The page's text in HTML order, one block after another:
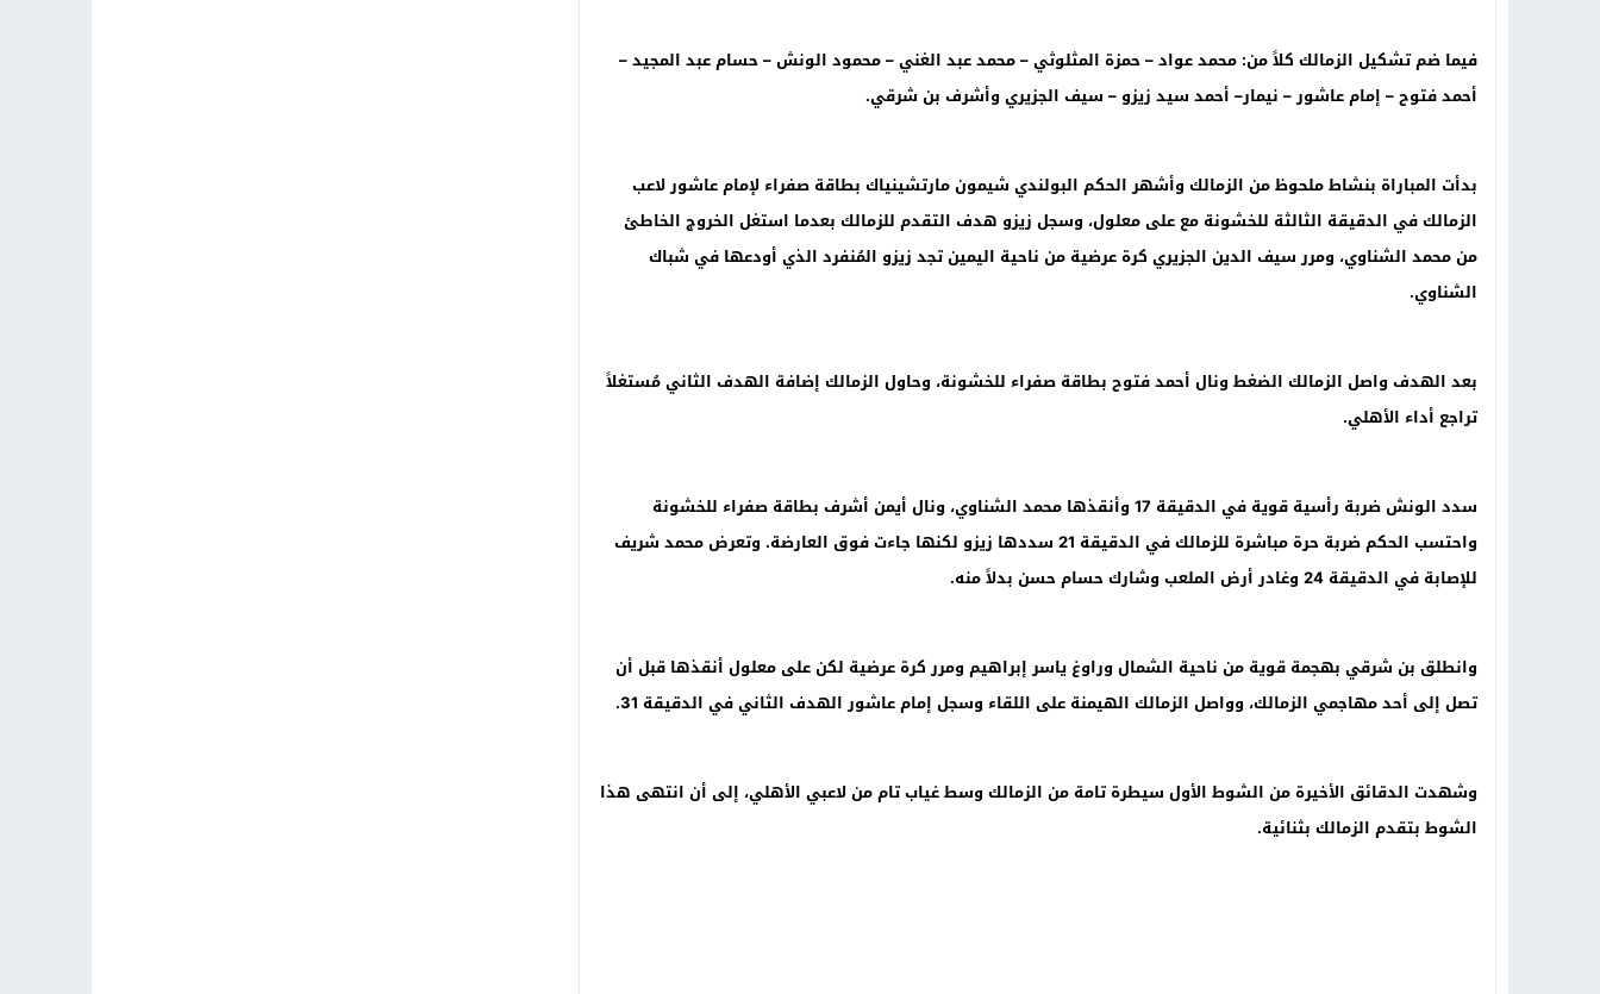
فيما ضم تشكيل الزمالك كلاً من: محمد عواد – حمزة المثلوثي – محمد عبد الغني – محمود الونش – حسام عبد المجيد –
أحمد فتوح – إمام عاشور – نيمار– أحمد سيد زيزو – سيف الجزيري وأشرف بن شرقي.
بدأت المباراة بنشاط ملحوظ من الزمالك وأشهر الحكم البولندي شيمون مارتشينياك بطاقة صفراء لإمام عاشور لاعب
الزمالك في الدقيقة الثالثة للخشونة مع على معلول، وسجل زيزو هدف التقدم للزمالك بعدما استغل الخروج الخاطئ
من محمد الشناوي، ومرر سيف الدين الجزيري كرة عرضية من ناحية اليمين تجد زيزو المُنفرد الذي أودعها في شباك
الشناوي.
بعد الهدف واصل الزمالك الضغط ونال أحمد فتوح بطاقة صفراء للخشونة، وحاول الزمالك إضافة الهدف الثاني مُستغلاً
تراجع أداء الأهلي.
سدد الونش ضربة رأسية قوية في الدقيقة 17 وأنقذها محمد الشناوي، ونال أيمن أشرف بطاقة صفراء للخشونة
واحتسب الحكم ضربة حرة مباشرة للزمالك في الدقيقة 21 سددها زيزو لكنها جاءت فوق العارضة. وتعرض محمد شريف
للإصابة في الدقيقة 24 وغادر أرض الملعب وشارك حسام حسن بدلاً منه
.
وانطلق بن شرقي بهجمة قوية من ناحية الشمال وراوغ ياسر إبراهيم ومرر كرة عرضية لكن على معلول أنقذها قبل أن
تصل إلى أحد مهاجمي الزمالك، وواصل الزمالك الهيمنة على اللقاء وسجل إمام عاشور الهدف الثاني في الدقيقة 31
.
وشهدت الدقائق الأخيرة من الشوط الأول سيطرة تامة من الزمالك وسط غياب تام من لاعبي الأهلي، إلى أن انتهى هذا
الشوط بتقدم الزمالك بثنائية.